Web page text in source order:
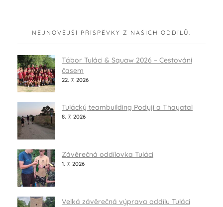
NEJNOVĚJŠÍ PŘÍSPĚVKY Z NAŠICH ODDÍLŮ.
Tábor Tuláci & Squaw 2026 – Cestování
časem
22. 7. 2026
Tulácký teambuilding Podyjí a Thayatal
8. 7. 2026
Závěrečná oddílovka Tuláci
1. 7. 2026
Velká závěrečná výprava oddílu Tuláci